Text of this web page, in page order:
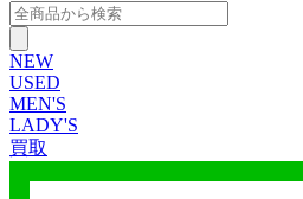
NEW
USED
MEN'S
LADY'S
買取